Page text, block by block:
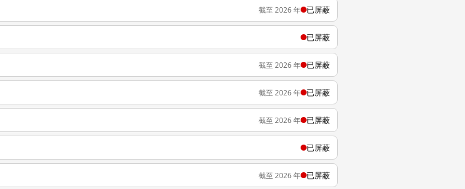
截至 2026 年 已屏蔽
已屏蔽
截至 2026 年 已屏蔽
截至 2026 年 已屏蔽
截至 2026 年 已屏蔽
已屏蔽
截至 2026 年 已屏蔽